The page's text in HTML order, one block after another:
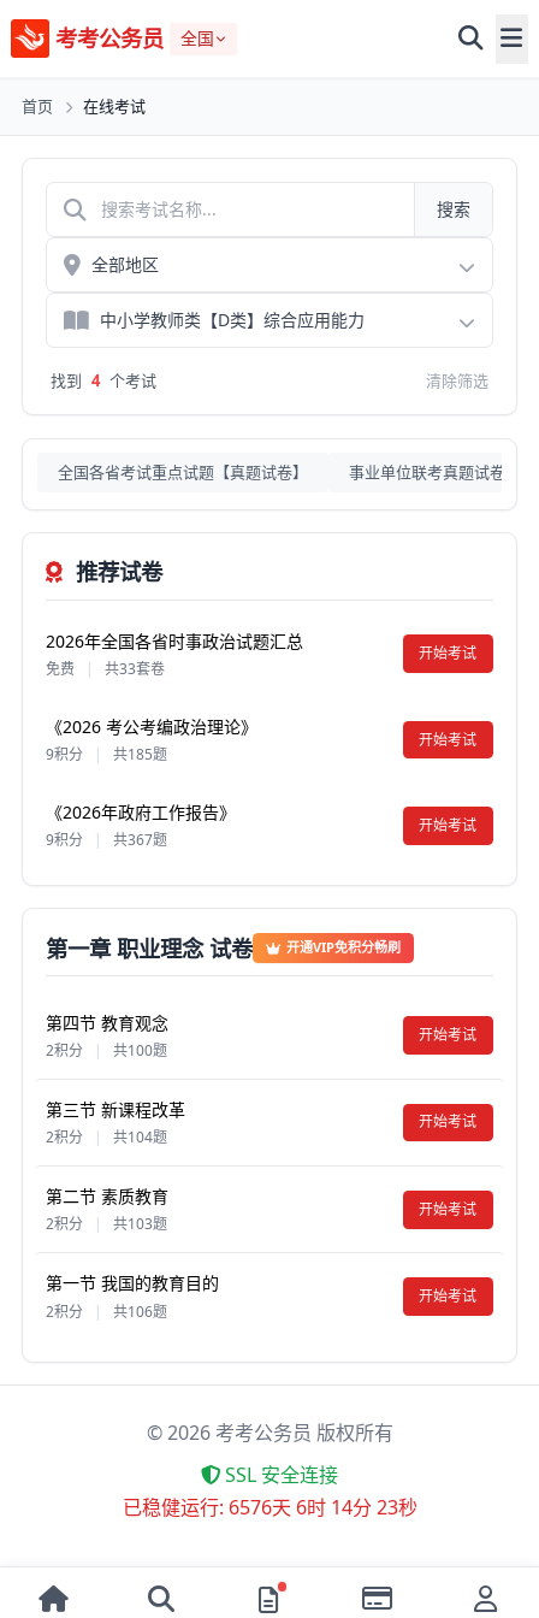
考考公务员 全国
首页 在线考试
搜索
找到 4 个考试 清除筛选
全国各省考试重点试题【真题试卷】 事业单位联考真题试卷
推荐试卷
2026年全国各省时事政治试题汇总
免费 | 共33套卷
开始考试
《2026 考公考编政治理论》
9积分 | 共185题
开始考试
《2026年政府工作报告》
9积分 共367题
开始考试
第一章 职业理念 试卷 开通VIP免积分畅刷
第四节 教育观念
2积分 | 共100题
开始考试
第三节 新课程改革
2积分 | 共104题
开始考试
第二节 素质教育
2积分 | 共103题
开始考试
第一节 我国的教育目的
2积分 | 共106题
开始考试
©2026考考公务员 版权所有
SSL 安全连接
已稳健运行: 6576天 6时 14分 23秒